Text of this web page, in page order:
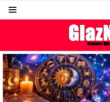
ОСТАННІ
СТАТТІ